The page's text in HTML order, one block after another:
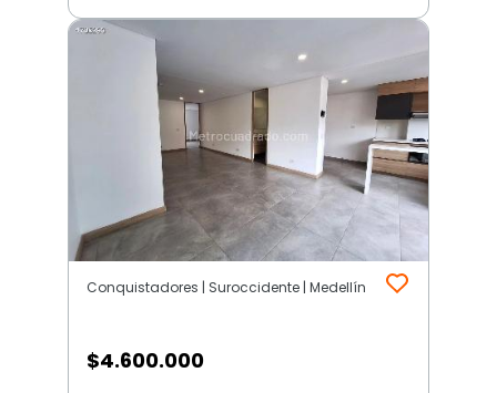
Conquistadores | Suroccidente | Medellín
$4.600.000